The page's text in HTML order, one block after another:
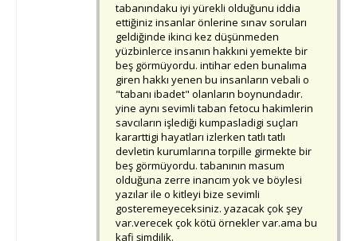
tabanındaku iyi yürekli olduğunu iddia
ettiğiniz insanlar önlerine sınav soruları
geldiğinde ikinci kez düşünmeden
yüzbinlerce insanın hakkıni yemekte bir
beş görmüyordu. intihar eden bunalıma
giren hakkı yenen bu insanların vebali o
"tabanı ibadet" olanların boynundadır.
yine aynı sevimli taban fetocu hakimlerin
savcıların işlediği kumpasladigi suçları
kararttigi hayatları izlerken tatlı tatlı
devletin kurumlarına torpille girmekte bir
beş görmüyordu. tabanının masum
olduğuna zerre inancım yok ve böylesi
yazılar ile o kitleyi bize sevimli
gosteremeyeceksiniz. yazacak çok şey
var.verecek çok kötü örnekler var.ama bu
kafi şimdilik.